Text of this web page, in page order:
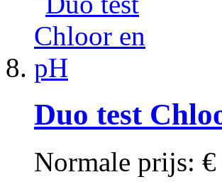
Duo test
Normale prijs: €